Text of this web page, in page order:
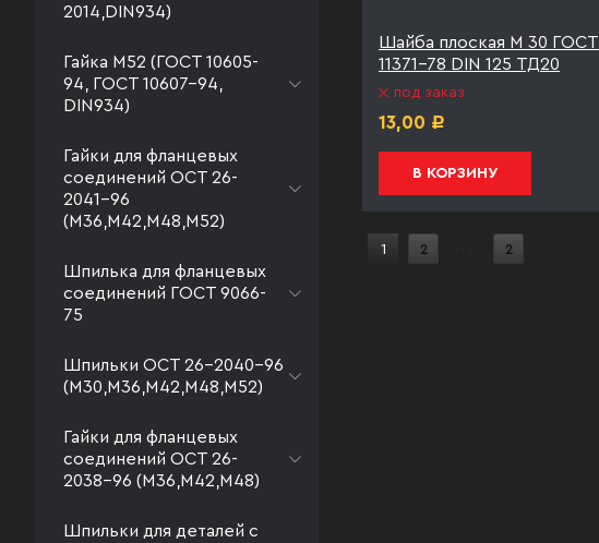
2014,DIN934)
Гайка М52 (ГОСТ 10605-
94, ГОСТ 10607-94,
DIN934)
Гайки для фланцевых
соединений ОСТ 26-
2041-96
(М36,М42,М48,М52)
Шпилька для фланцевых
соединений ГОСТ 9066-
75
Шпильки ОСТ 26-2040-96
(М30,М36,М42,М48,М52)
Гайки для фланцевых
соединений ОСТ 26-
2038-96 (М36,М42,М48)
Шпильки для деталей с
Шайба плоская М 30 ГОСТ
11371-78 DIN 125 ТД20
под заказ
13,00 Р
В КОРЗИНУ
1 2 2